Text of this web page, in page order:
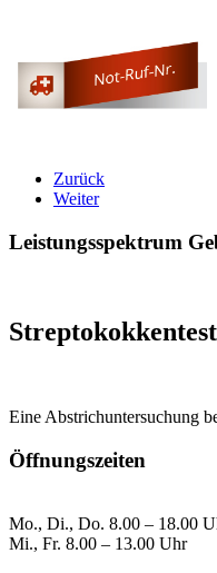
Zurück
Weiter
Leistungsspektrum
Streptokokkentest
Eine Abstrichuntersuchung
Öffnungszeiten
Mo., Di., Do. 8.00 – 18.00
Mi., Fr. 8.00 – 13.00 Uhr